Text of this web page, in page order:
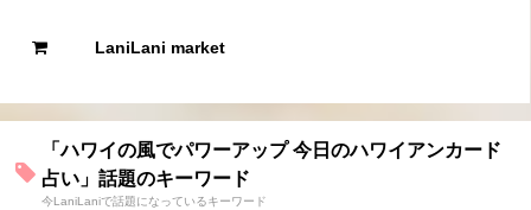
LaniLani market
「ハワイの風でパワーアップ 今日のハワイアンカード
占い」話題のキーワード
今LaniLaniで話題になっているキーワード